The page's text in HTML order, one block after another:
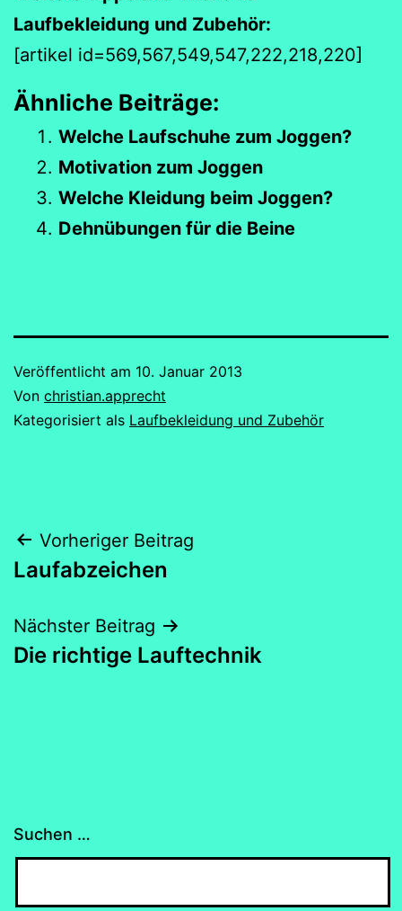
Laufbekleidung und Zubehör:
[artikel id=569,567,549,547,222,218,220]
Ähnliche Beiträge:
Welche Laufschuhe zum Joggen?
Motivation zum Joggen
Welche Kleidung beim Joggen?
Dehnübungen für die Beine
Veröffentlicht am 10. Januar 2013
Von christian.apprecht
Kategorisiert als Laufbekleidung und Zubehör
Beitragsnavigation
Vorheriger Beitrag
Laufabzeichen
Nächster Beitrag
Die richtige Lauftechnik
Suchen …